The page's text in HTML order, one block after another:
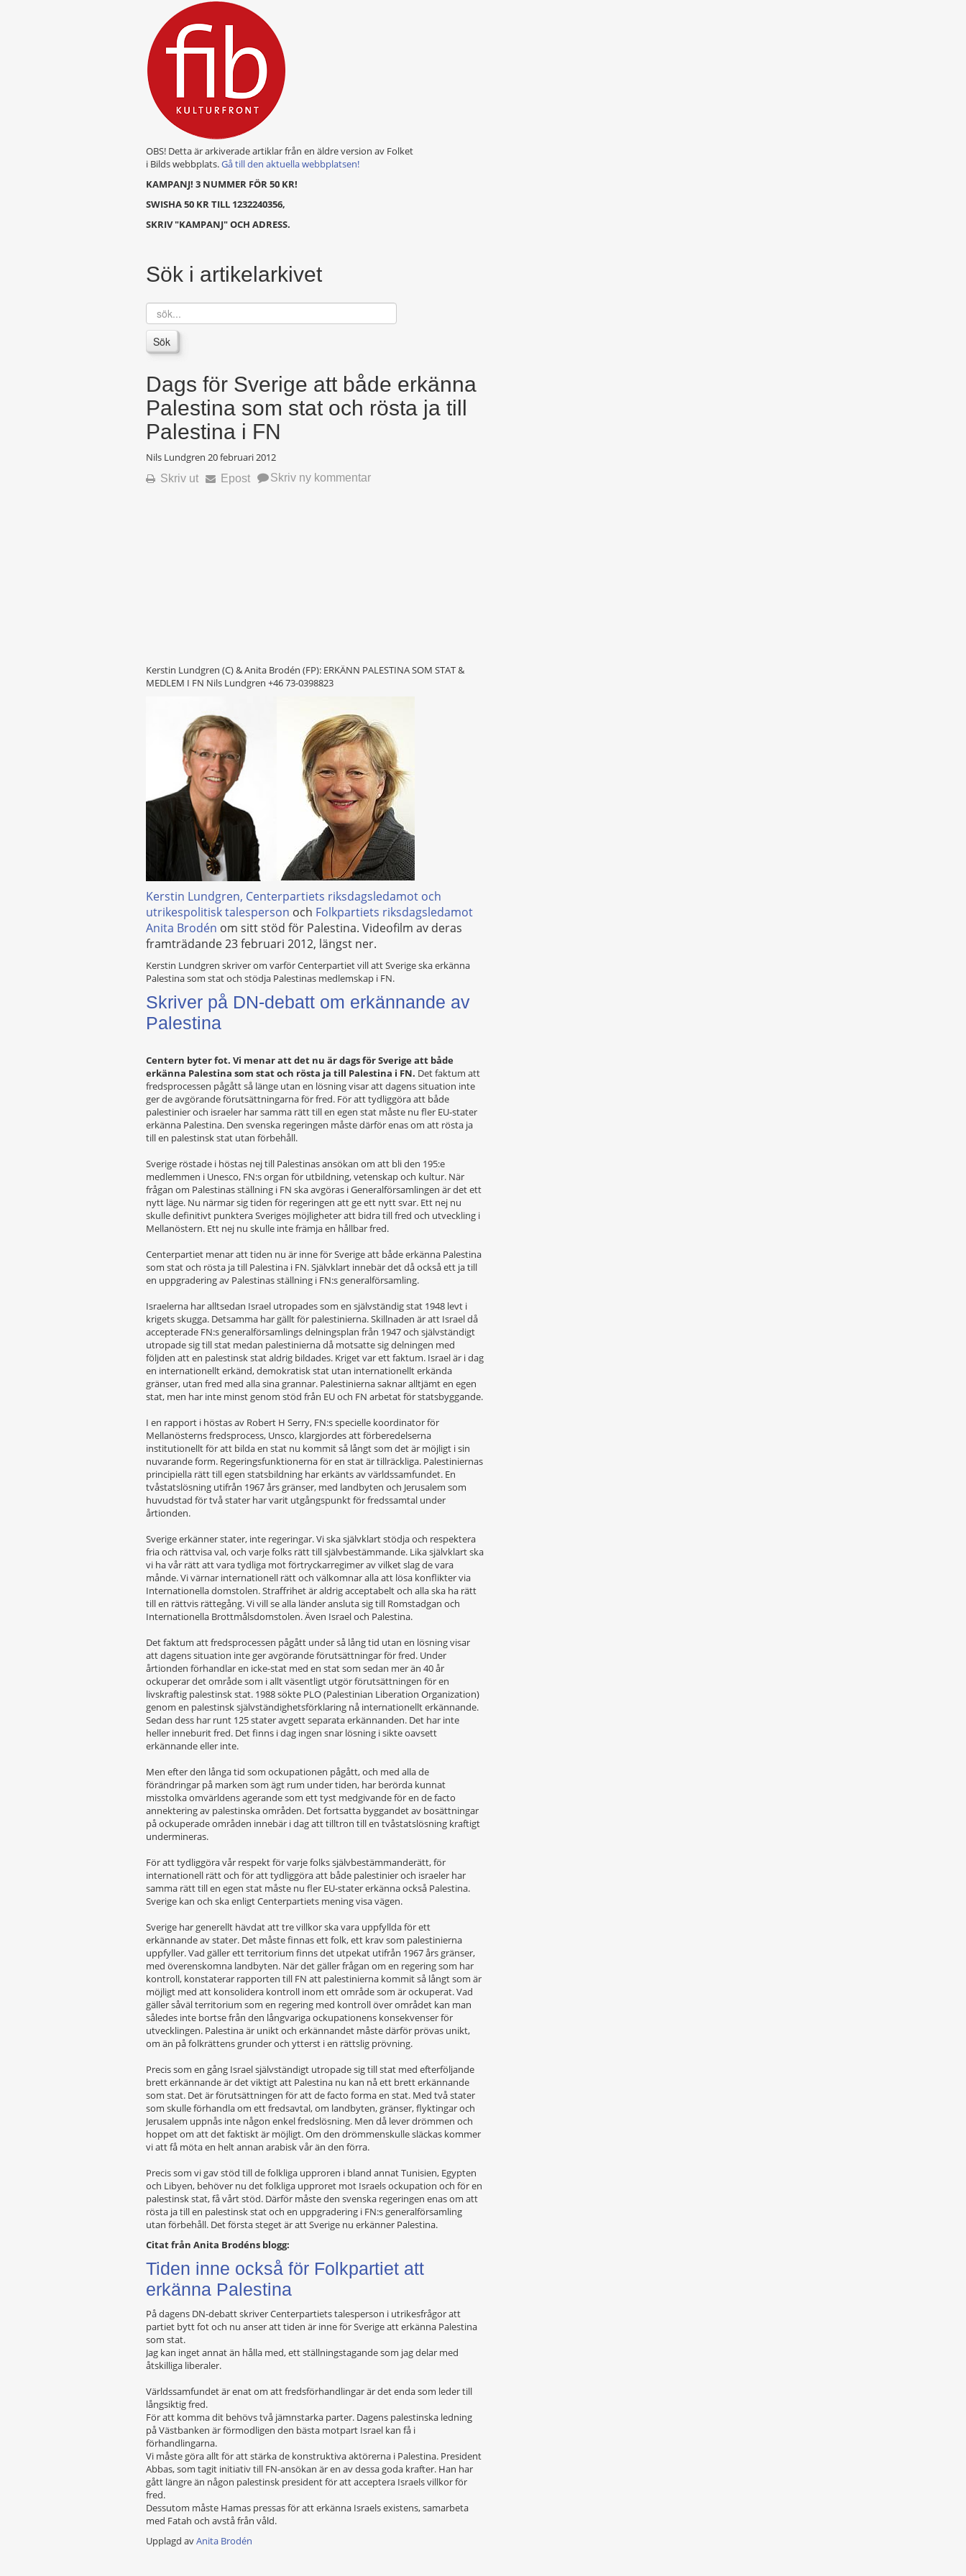
OBS! Detta är arkiverade artiklar från en äldre version av Folket
i Bilds webbplats.Gå till den aktuella webbplatsen!
KAMPANJ! 3 NUMMER FÖR 50 KR!
SWISHA 50 KR TILL 1232240356,
SKRIV "KAMPANJ" OCH ADRESS.
Sök i artikelarkivet
sök...
Sök
Dags för Sverige att både erkänna
Palestina som stat och rösta ja till
Palestina i FN
Nils Lundgren 20 februari 2012
Skriv ut Epost Skriv ny kommentar
Kerstin Lundgren (C) & Anita Brodén (FP): ERKÄNN PALESTINA SOM STAT &
MEDLEM I FN Nils Lundgren +46 73-0398823
Kerstin Lundgren, Centerpartiets riksdagsledamot och
utrikespolitisk talesperson och Folkpartiets riksdagsledamot
Anita Brodén om sitt stöd för Palestina. Videofilm av deras
framträdande 23 februari 2012, längst ner.
Kerstin Lundgren skriver om varför Centerpartiet vill att Sverige ska erkänna
Palestina som stat och stödja Palestinas medlemskap i FN.
Skriver på DN-debatt om erkännande av
Palestina
Centern byter fot. Vi menar att det nu är dags för Sverige att både
erkänna Palestina som stat och rösta ja till Palestina i FN. Det faktum att
fredsprocessen pågått så länge utan en lösning visar att dagens situation inte
ger de avgörande förutsättningarna för fred. För att tydliggöra att både
palestinier och israeler har samma rätt till en egen stat måste nu fler EU-stater
erkänna Palestina. Den svenska regeringen måste därför enas om att rösta ja
till en palestinsk stat utan förbehåll.
Sverige röstade i höstas nej till Palestinas ansökan om att bli den 195:e
medlemmen i Unesco, FN:s organ för utbildning, vetenskap och kultur. När
frågan om Palestinas ställning i FN ska avgöras i Generalförsamlingen är det ett
nytt läge. Nu närmar sig tiden för regeringen att ge ett nytt svar. Ett nej nu
skulle definitivt punktera Sveriges möjligheter att bidra till fred och utveckling i
Mellanöstern. Ett nej nu skulle inte främja en hållbar fred.
Centerpartiet menar att tiden nu är inne för Sverige att både erkänna Palestina
som stat och rösta ja till Palestina i FN. Självklart innebär det då också ett ja till
en uppgradering av Palestinas ställning i FN:s generalförsamling.
Israelerna har alltsedan Israel utropades som en självständig stat 1948 levt i
krigets skugga. Detsamma har gällt för palestinierna. Skillnaden är att Israel då
accepterade FN:s generalförsamlings delningsplan från 1947 och självständigt
utropade sig till stat medan palestinierna då motsatte sig delningen med
följden att en palestinsk stat aldrig bildades. Kriget var ett faktum. Israel är i dag
en internationellt erkänd, demokratisk stat utan internationellt erkända
gränser, utan fred med alla sina grannar. Palestinierna saknar alltjämt en egen
stat, men har inte minst genom stöd från EU och FN arbetat för statsbyggande.
I en rapport i höstas av Robert H Serry, FN:s specielle koordinator för
Mellanösterns fredsprocess, Unsco, klargjordes att förberedelserna
institutionellt för att bilda en stat nu kommit så långt som det är möjligt i sin
nuvarande form. Regeringsfunktionerna för en stat är tillräckliga. Palestiniernas
principiella rätt till egen statsbildning har erkänts av världssamfundet. En
tvåstatslösning utifrån 1967 års gränser, med landbyten och Jerusalem som
huvudstad för två stater har varit utgångspunkt för fredssamtal under
årtionden.
Sverige erkänner stater, inte regeringar. Vi ska självklart stödja och respektera
fria och rättvisa val, och varje folks rätt till självbestämmande. Lika självklart ska
vi ha vår rätt att vara tydliga mot förtryckarregimer av vilket slag de vara
månde. Vi värnar internationell rätt och välkomnar alla att lösa konflikter via
Internationella domstolen. Straffrihet är aldrig acceptabelt och alla ska ha rätt
till en rättvis rättegång. Vi vill se alla länder ansluta sig till Romstadgan och
Internationella Brottmålsdomstolen. Även Israel och Palestina.
Det faktum att fredsprocessen pågått under så lång tid utan en lösning visar
att dagens situation inte ger avgörande förutsättningar för fred. Under
årtionden förhandlar en icke-stat med en stat som sedan mer än 40 år
ockuperar det område som i allt väsentligt utgör förutsättningen för en
livskraftig palestinsk stat. 1988 sökte PLO (Palestinian Liberation Organization)
genom en palestinsk självständighetsförklaring nå internationellt erkännande.
Sedan dess har runt 125 stater avgett separata erkännanden. Det har inte
heller inneburit fred. Det finns i dag ingen snar lösning i sikte oavsett
erkännande eller inte.
Men efter den långa tid som ockupationen pågått, och med alla de
förändringar på marken som ägt rum under tiden, har berörda kunnat
misstolka omvärldens agerande som ett tyst medgivande för en de facto
annektering av palestinska områden. Det fortsatta byggandet av bosättningar
på ockuperade områden innebär i dag att tilltron till en tvåstatslösning kraftigt
undermineras.
För att tydliggöra vår respekt för varje folks självbestämmanderätt, för
internationell rätt och för att tydliggöra att både palestinier och israeler har
samma rätt till en egen stat måste nu fler EU-stater erkänna också Palestina.
Sverige kan och ska enligt Centerpartiets mening visa vägen.
Sverige har generellt hävdat att tre villkor ska vara uppfyllda för ett
erkännande av stater. Det måste finnas ett folk, ett krav som palestinierna
uppfyller. Vad gäller ett territorium finns det utpekat utifrån 1967 års gränser,
med överenskomna landbyten. När det gäller frågan om en regering som har
kontroll, konstaterar rapporten till FN att palestinierna kommit så långt som är
möjligt med att konsolidera kontroll inom ett område som är ockuperat. Vad
gäller såväl territorium som en regering med kontroll över området kan man
således inte bortse från den långvariga ockupationens konsekvenser för
utvecklingen. Palestina är unikt och erkännandet måste därför prövas unikt,
om än på folkrättens grunder och ytterst i en rättslig prövning.
Precis som en gång Israel självständigt utropade sig till stat med efterföljande
brett erkännande är det viktigt att Palestina nu kan nå ett brett erkännande
som stat. Det är förutsättningen för att de facto forma en stat. Med två stater
som skulle förhandla om ett fredsavtal, om landbyten, gränser, flyktingar och
Jerusalem uppnås inte någon enkel fredslösning. Men då lever drömmen och
hoppet om att det faktiskt är möjligt. Om den drömmenskulle släckas kommer
vi att få möta en helt annan arabisk vår än den förra.
Precis som vi gav stöd till de folkliga upproren i bland annat Tunisien, Egypten
och Libyen, behöver nu det folkliga upproret mot Israels ockupation och för en
palestinsk stat, få vårt stöd. Därför måste den svenska regeringen enas om att
rösta ja till en palestinsk stat och en uppgradering i FN:s generalförsamling
utan förbehåll. Det första steget är att Sverige nu erkänner Palestina.
Citat från Anita Brodéns blogg:
Tiden inne också för Folkpartiet att
erkänna Palestina
På dagens DN-debatt skriver Centerpartiets talesperson i utrikesfrågor att
partiet bytt fot och nu anser att tiden är inne för Sverige att erkänna Palestina
som stat.
Jag kan inget annat än hålla med, ett ställningstagande som jag delar med
åtskilliga liberaler.
Världssamfundet är enat om att fredsförhandlingar är det enda som leder till
långsiktig fred.
För att komma dit behövs två jämnstarka parter. Dagens palestinska ledning
på Västbanken är förmodligen den bästa motpart Israel kan få i
förhandlingarna.
Vi måste göra allt för att stärka de konstruktiva aktörerna i Palestina. President
Abbas, som tagit initiativ till FN-ansökan är en av dessa goda krafter. Han har
gått längre än någon palestinsk president för att acceptera Israels villkor för
fred.
Dessutom måste Hamas pressas för att erkänna Israels existens, samarbeta
med Fatah och avstå från våld.
Upplagd avAnita Brodén